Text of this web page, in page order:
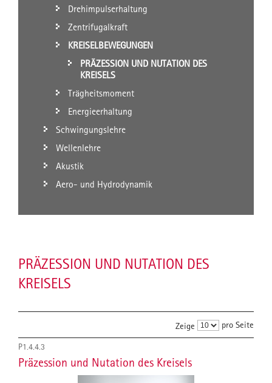
Drehimpulserhaltung
Zentrifugalkraft
KREISELBEWEGUNGEN
PRÄZESSION UND NUTATION DES
KREISELS
Trägheitsmoment
Energieerhaltung
Schwingungslehre
Wellenlehre
Akustik
Aero- und Hydrodynamik
PRÄZESSION UND NUTATION DES
KREISELS
Zeige pro Seite
P1.4.4.3
Präzession und Nutation des Kreisels